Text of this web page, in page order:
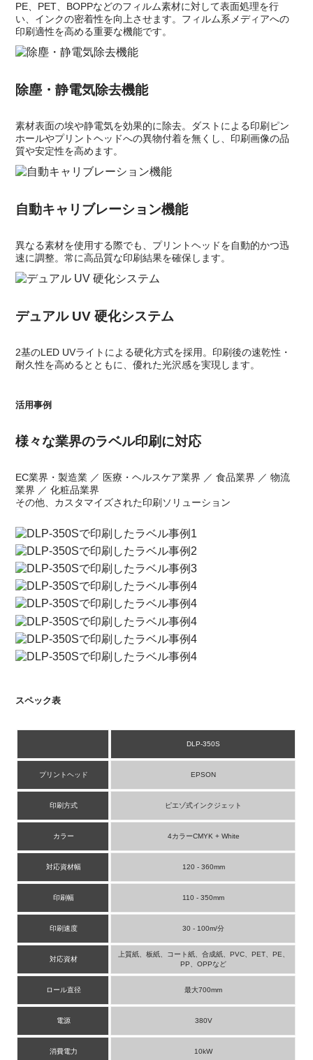
PE、PET、BOPPなどのフィルム素材に対して表面処理を行
い、インクの密着性を向上させます。フィルム系メディアへの
印刷適性を高める重要な機能です。
除塵・静電気除去機能
素材表面の埃や静電気を効果的に除去。ダストによる印刷ピン
ホールやプリントヘッドへの異物付着を無くし、印刷画像の品
質や安定性を高めます。
自動キャリブレーション機能
異なる素材を使用する際でも、プリントヘッドを自動的かつ迅
速に調整。常に高品質な印刷結果を確保します。
デュアル UV 硬化システム
2基のLED UVライトによる硬化方式を採用。印刷後の速乾性・
耐久性を高めるとともに、優れた光沢感を実現します。
活用事例
様々な業界のラベル印刷に対応
EC業界・製造業 ／ 医療・ヘルスケア業界 ／ 食品業界 ／ 物流
業界 ／ 化粧品業界
その他、カスタマイズされた印刷ソリューション
スペック表
DLP-350S
プリントヘッド EPSON
印刷方式 ピエゾ式インクジェット
カラー 4カラーCMYK + White
対応資材幅 120 - 360mm
印刷幅 110 - 350mm
印刷速度 30 - 100m/分
対応資材
上質紙、板紙、コート紙、合成紙、PVC、PET、PE、
PP、OPPなど
ロール直径 最大700mm
電源 380V
消費電力 10kW